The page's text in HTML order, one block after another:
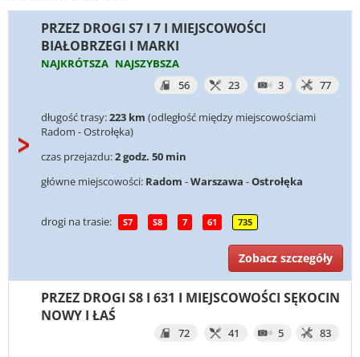
PRZEZ DROGI S7 I 7 I MIEJSCOWOŚCI
BIAŁOBRZEGI I MARKI
NAJKRÓTSZA NAJSZYBSZA
56
23 3 77
długość trasy:223 km (odległość między miejscowościami
Radom - Ostrołęka)
czas przejazdu:2 godz. 50 min
główne miejscowości: Radom -Warszawa -Ostrołęka
drogi na trasie: S7 S8 7 61 735
Zobacz szczegóły
PRZEZ DROGI S8 I 631 I MIEJSCOWOŚCI SĘKOCIN
NOWY I ŁAŚ
72 41 5 83